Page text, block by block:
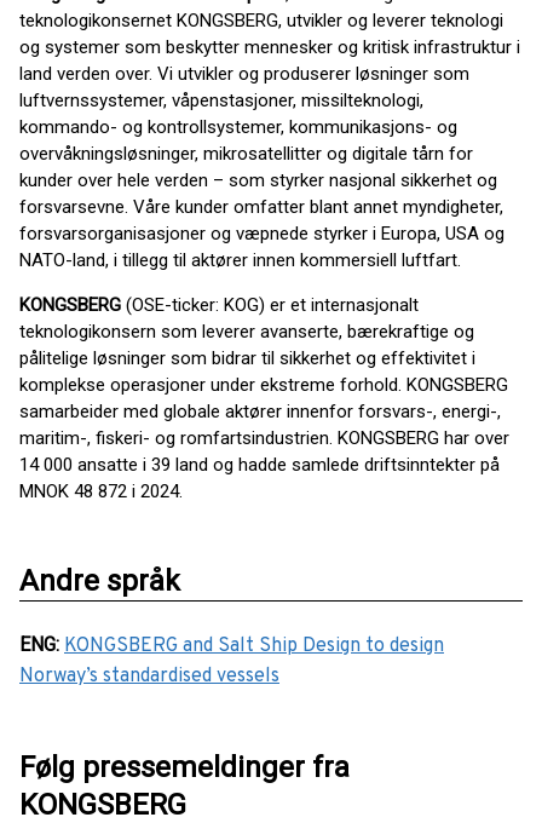
teknologikonsernet KONGSBERG, utvikler og leverer teknologi
og systemer som beskytter mennesker og kritisk infrastruktur i
land verden over. Vi utvikler og produserer løsninger som
luftvernssystemer, våpenstasjoner, missilteknologi,
kommando- og kontrollsystemer, kommunikasjons- og
overvåkningsløsninger, mikrosatellitter og digitale tårn for
kunder over hele verden – som styrker nasjonal sikkerhet og
forsvarsevne. Våre kunder omfatter blant annet myndigheter,
forsvarsorganisasjoner og væpnede styrker i Europa, USA og
NATO-land, i tillegg til aktører innen kommersiell luftfart.
KONGSBERG (OSE-ticker: KOG) er et internasjonalt
teknologikonsern som leverer avanserte, bærekraftige og
pålitelige løsninger som bidrar til sikkerhet og effektivitet i
komplekse operasjoner under ekstreme forhold. KONGSBERG
samarbeider med globale aktører innenfor forsvars-, energi-,
maritim-, fiskeri- og romfartsindustrien. KONGSBERG har over
14 000 ansatte i 39 land og hadde samlede driftsinntekter på
MNOK 48 872 i 2024.
Andre språk
ENG: KONGSBERG and Salt Ship Design to design
Norway’s standardised vessels
Følg pressemeldinger fra
KONGSBERG